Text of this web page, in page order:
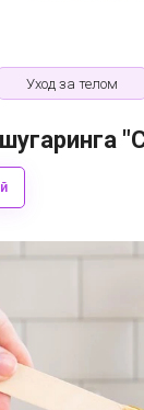
Уход за телом